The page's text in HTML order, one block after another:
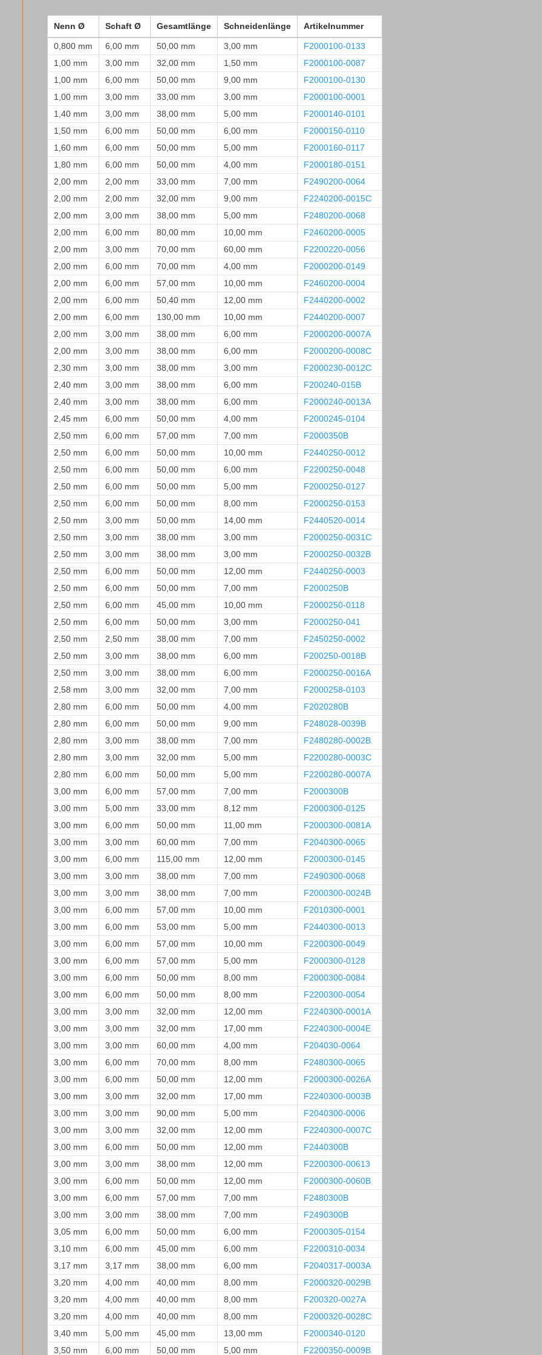
Nenn Ø Schaft Ø Gesamtlänge Schneidenlänge Artikelnummer
0,800 mm 6,00 mm 50,00 mm 3,00 mm
F2000100-0133
1,00 mm
3,00 mm 32,00 mm 1,50 mm
F2000100-0087
1,00 mm
6,00 mm 50,00 mm 9,00 mm
F2000100-0130
1,00 mm
3,00 mm 33,00 mm 3,00 mm
F2000100-0001
1,40 mm
3,00 mm 38,00 mm 5,00 mm
F2000140-0101
1,50 mm
6,00 mm 50,00 mm 6,00 mm
F2000150-0110
1,60 mm
6,00 mm 50,00 mm 5,00 mm
F2000160-0117
1,80 mm
6,00 mm 50,00 mm 4,00 mm
F2000180-0151
2,00 mm
2,00 mm 33,00 mm 7,00 mm
F2490200-0064
2,00 mm
2,00 mm 32,00 mm 9,00 mm
F2240200-0015C
2,00 mm
3,00 mm 38,00 mm 5,00 mm
F2480200-0068
2,00 mm
6,00 mm 80,00 mm 10,00 mm
F2460200-0005
2,00 mm
3,00 mm 70,00 mm 60,00 mm
F2200220-0056
2,00 mm
6,00 mm 70,00 mm 4,00 mm
F2000200-0149
2,00 mm
6,00 mm 57,00 mm 10,00 mm
F2460200-0004
2,00 mm
6,00 mm 50,40 mm 12,00 mm
F2440200-0002
2,00 mm
6,00 mm 130,00 mm 10,00 mm
F2440200-0007
2,00 mm
3,00 mm 38,00 mm 6,00 mm
F2000200-0007A
2,00 mm
3,00 mm 38,00 mm 6,00 mm
F2000200-0008C
2,30 mm
3,00 mm 38,00 mm 3,00 mm
F2000230-0012C
2,40 mm
3,00 mm 38,00 mm 6,00 mm
F200240-015B
2,40 mm
3,00 mm 38,00 mm 6,00 mm
F2000240-0013A
2,45 mm
6,00 mm 50,00 mm 4,00 mm
F2000245-0104
2,50 mm
6,00 mm 57,00 mm 7,00 mm
F2000350B
2,50 mm
6,00 mm 50,00 mm 10,00 mm
F2440250-0012
2,50 mm
6,00 mm 50,00 mm 6,00 mm
F2200250-0048
2,50 mm
6,00 mm 50,00 mm 5,00 mm
F2000250-0127
2,50 mm
6,00 mm 50,00 mm 8,00 mm
F2000250-0153
2,50 mm
3,00 mm 50,00 mm 14,00 mm
F2440520-0014
2,50 mm
3,00 mm 38,00 mm 3,00 mm
F2000250-0031C
2,50 mm
3,00 mm 38,00 mm 3,00 mm
F2000250-0032B
2,50 mm
6,00 mm 50,00 mm 12,00 mm
F2440250-0003
2,50 mm
6,00 mm 50,00 mm 7,00 mm
F2000250B
2,50 mm
6,00 mm 45,00 mm 10,00 mm
F2000250-0118
2,50 mm
6,00 mm 50,00 mm 3,00 mm
F2000250-041
2,50 mm
2,50 mm 38,00 mm 7,00 mm
F2450250-0002
2,50 mm
3,00 mm 38,00 mm 6,00 mm
F200250-0018B
2,50 mm
3,00 mm 38,00 mm 6,00 mm
F2000250-0016A
2,58 mm
3,00 mm 32,00 mm 7,00 mm
F2000258-0103
2,80 mm
6,00 mm 50,00 mm 4,00 mm
F2020280B
2,80 mm
6,00 mm 50,00 mm 9,00 mm
F248028-0039B
2,80 mm
3,00 mm 38,00 mm 7,00 mm
F2480280-0002B
2,80 mm
3,00 mm 32,00 mm 5,00 mm
F2200280-0003C
2,80 mm
6,00 mm 50,00 mm 5,00 mm
F2200280-0007A
3,00 mm
6,00 mm 57,00 mm 7,00 mm
F2000300B
3,00 mm
5,00 mm 33,00 mm 8,12 mm
F2000300-0125
3,00 mm
6,00 mm 50,00 mm 11,00 mm
F2000300-0081A
3,00 mm
3,00 mm 60,00 mm 7,00 mm
F2040300-0065
3,00 mm
6,00 mm 115,00 mm 12,00 mm
F2000300-0145
3,00 mm
3,00 mm 38,00 mm 7,00 mm
F2490300-0068
3,00 mm
3,00 mm 38,00 mm 7,00 mm
F2000300-0024B
3,00 mm
6,00 mm 57,00 mm 10,00 mm
F2010300-0001
3,00 mm
6,00 mm 53,00 mm 5,00 mm
F2440300-0013
3,00 mm
6,00 mm 57,00 mm 10,00 mm
F2200300-0049
3,00 mm
6,00 mm 57,00 mm 5,00 mm
F2000300-0128
3,00 mm
6,00 mm 50,00 mm 8,00 mm
F2000300-0084
3,00 mm
6,00 mm 50,00 mm 8,00 mm
F2200300-0054
3,00 mm
3,00 mm 32,00 mm 12,00 mm
F2240300-0001A
3,00 mm
3,00 mm 32,00 mm 17,00 mm
F2240300-0004E
3,00 mm
3,00 mm 60,00 mm 4,00 mm
F204030-0064
3,00 mm
6,00 mm 70,00 mm 8,00 mm
F2480300-0065
3,00 mm
6,00 mm 50,00 mm 12,00 mm
F2000300-0026A
3,00 mm
3,00 mm 32,00 mm 17,00 mm
F2240300-0003B
3,00 mm
3,00 mm 90,00 mm 5,00 mm
F2040300-0006
3,00 mm
3,00 mm 32,00 mm 12,00 mm
F2240300-0007C
3,00 mm
6,00 mm 50,00 mm 12,00 mm
F2440300B
3,00 mm
3,00 mm 38,00 mm 12,00 mm
F2200300-00613
3,00 mm
6,00 mm 50,00 mm 12,00 mm
F2000300-0060B
3,00 mm
6,00 mm 57,00 mm 7,00 mm
F2480300B
3,00 mm
3,00 mm 38,00 mm 7,00 mm
F2490300B
3,05 mm
6,00 mm 50,00 mm 6,00 mm
F2000305-0154
3,10 mm
6,00 mm 45,00 mm 6,00 mm
F2200310-0034
3,17 mm
3,17 mm 38,00 mm 6,00 mm
F2040317-0003A
3,20 mm
4,00 mm 40,00 mm 8,00 mm
F2000320-0029B
3,20 mm
4,00 mm 40,00 mm 8,00 mm
F200320-0027A
3,20 mm
4,00 mm 40,00 mm 8,00 mm
F2000320-0028C
3,40 mm
5,00 mm 45,00 mm 13,00 mm
F2000340-0120
3,50 mm
6,00 mm 50,00 mm 5,00 mm F2200350-0009B